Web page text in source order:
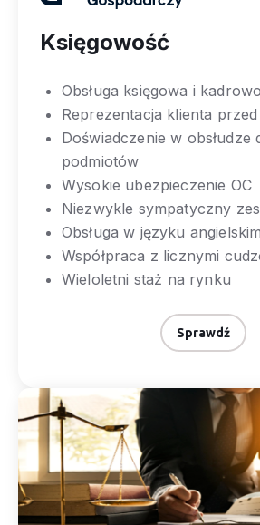
Księgowość
Obsługa księgowa i
Reprezentacja klienta
Doświadczenie w obsłudze
podmiotów
Wysokie ubezpieczenie OC
Niezwykle sympatyczny
Obsługa w języku
Współpraca z licznymi
Wieloletni staż na rynku
Sprawdź